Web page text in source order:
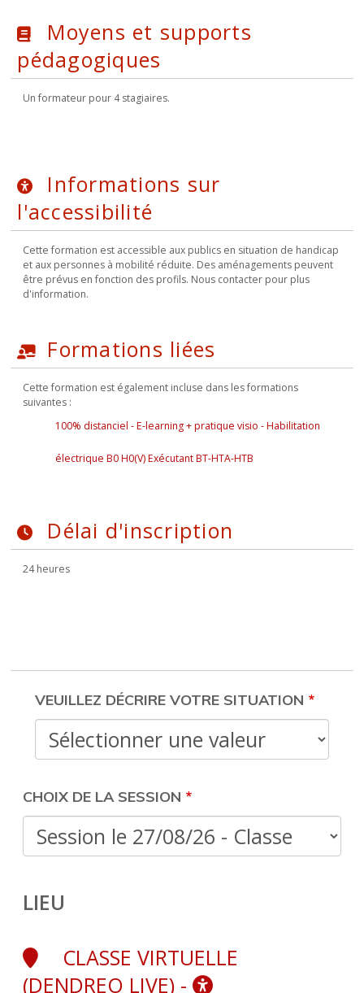
Moyens et supports
pédagogiques
Un formateur pour 4 stagiaires.
Informations sur
l'accessibilité
Cette formation est accessible aux publics en situation de handicap
et aux personnes à mobilité réduite. Des aménagements peuvent
être prévus en fonction des profils. Nous contacter pour plus
d'information.
Formations liées
Cette formation est également incluse dans les formations
suivantes :
100% distanciel - E-learning + pratique visio - Habilitation
électrique B0 H0(V) Exécutant BT-HTA-HTB
Délai d'inscription
24 heures
VEUILLEZ DÉCRIRE VOTRE SITUATION
CHOIX DE LA SESSION
LIEU
(DENDREO LIVE) -